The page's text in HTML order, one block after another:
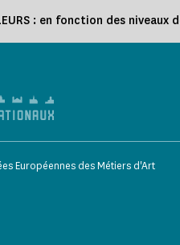
: en fonction des
Européennes des Métiers d'Art